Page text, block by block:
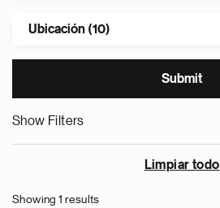
Ubicación (10)
Show Filters
Limpiar todo
Showing 1 results